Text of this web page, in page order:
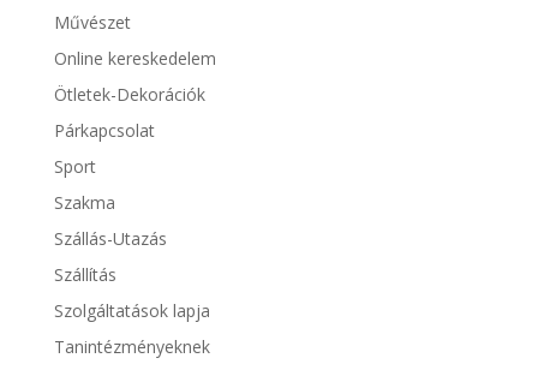
Művészet
Online kereskedelem
Ötletek-Dekorációk
Párkapcsolat
Sport
Szakma
Szállás-Utazás
Szállítás
Szolgáltatások lapja
Tanintézményeknek